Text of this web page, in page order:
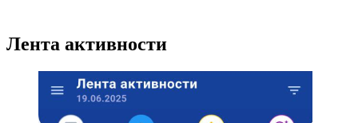
Лента активности